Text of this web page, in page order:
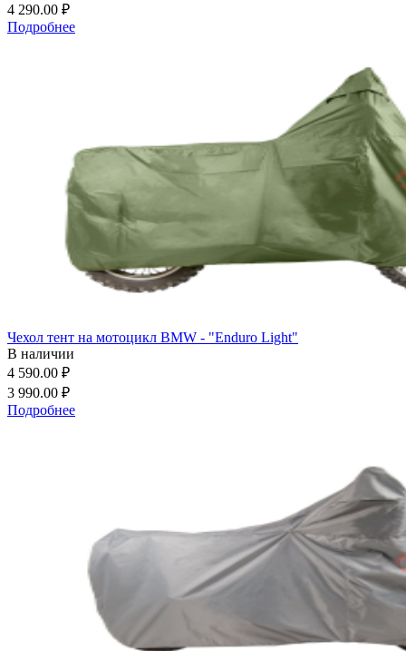
4 290.00 ₽
Подробнее
Чехол тент на мотоцикл BMW - "Enduro Light"
В наличии
4 590.00 ₽
3 990.00 ₽
Подробнее